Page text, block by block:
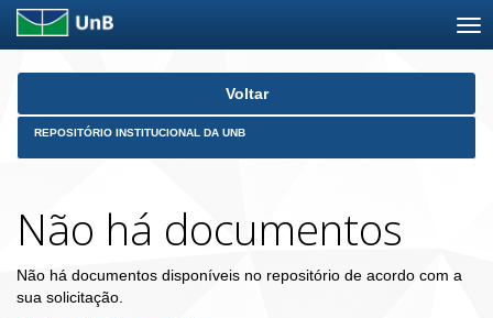
Skip
Voltar
REPOSITÓRIO INSTITUCIONAL DA UNB
Não há documentos
Não há documentos disponíveis no repositório de acordo com a
sua solicitação.